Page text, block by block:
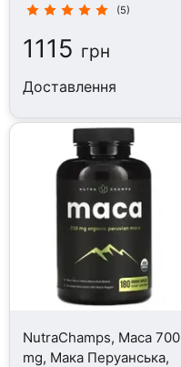
(5)
1115 грн
Доставлення
NutraChamps, Maca 700
mg, Мака Перуанська,